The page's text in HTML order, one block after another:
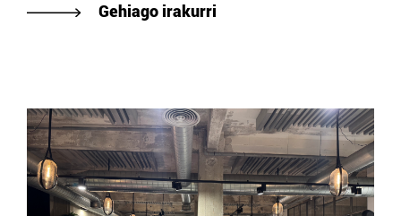
Gehiago irakurri